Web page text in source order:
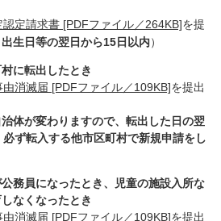
認定請求書 [PDFファイル／264KB]を提
出生日等の翌日から15日以内）
に転出したとき
由消滅届 [PDFファイル／109KB]を提出
体が変わりますので、転出した日の翌
必ず転入する他市区町村で新規申請をし
務員になったとき、児童の施設入所な
なくなったとき
由消滅届 [PDFファイル／109KB]を提出